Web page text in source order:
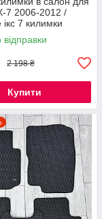
7 2006-2012 /
7 килимки
2 198 ₴
Купити